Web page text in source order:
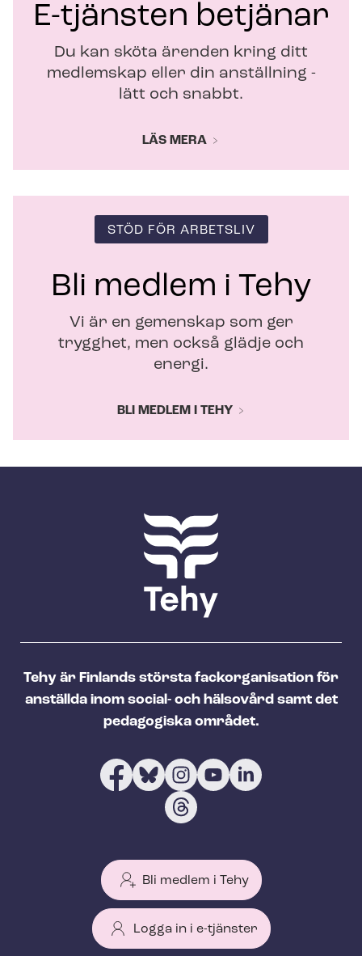
e
r
E-tjänsten betjänar
Du kan sköta ärenden kring ditt
medlemskap eller din anställning -
lätt och snabbt.
LÄS MERA
STÖD FÖR ARBETSLIV
Bli medlem i Tehy
Vi är en gemenskap som ger
trygghet, men också glädje och
energi.
BLI MEDLEM I TEHY
Tehy är Finlands största fackorganisation för
anställda inom social- och hälsovård samt det
pedagogiska området.
Bli medlem i Tehy
Logga in i e-tjänster